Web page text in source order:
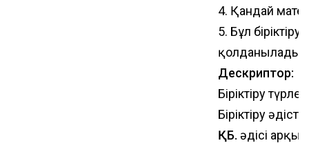
4. Қандай
5. Бұл
қолданылады?
Дескриптор:
Біріктіру
Біріктіру
ҚБ. әдісі